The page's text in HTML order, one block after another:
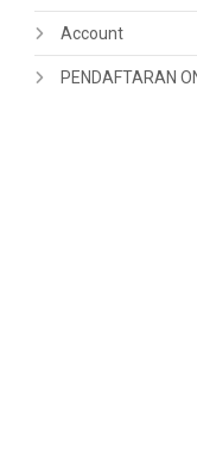
Account
PENDAFTARAN